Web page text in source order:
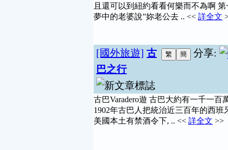
且還可以到紐約看看何樂而不為啊
夢中的老婆說”妳老公去 .. << 詳全文
分享:
[國外旅遊] 古
巴之行
古巴Varadero遊 古巴大約有一千一
1902年古巴人把統治近三百年的西
美國本土有禁酒令下, .. << 詳全文 >>